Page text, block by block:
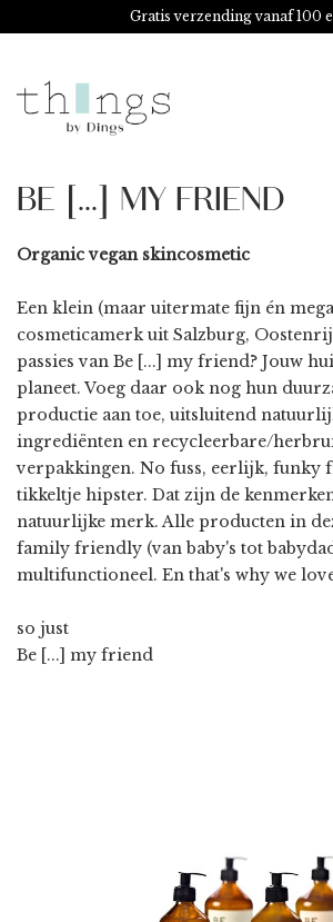
Gratis verzending vanaf 100
BE [...] MY FRIEND
Organic vegan skincosmetic
Een klein (maar uitermate fijn én
cosmeticamerk uit Salzburg,
passies van Be [...] my friend? Jouw
planeet. Voeg daar ook nog hun
productie aan toe, uitsluitend
ingrediënten en recycleerbare/
verpakkingen. No fuss, eerlijk, funky
tikkeltje hipster. Dat zijn de
natuurlijke merk. Alle producten in
family friendly (van baby's tot
multifunctioneel. En that's why we
so just
Be [...] my friend